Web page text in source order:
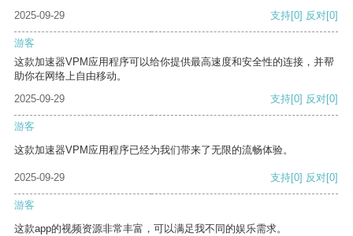
2025-09-29
支持[0] 反对[0]
游客
这款加速器VPM应用程序可以给你提供最高速度和安全性的连接，并帮
助你在网络上自由移动。
2025-09-29
支持[0] 反对[0]
游客
这款加速器VPM应用程序已经为我们带来了无限的流畅体验。
2025-09-29 支持[0] 反对[0]
游客
这款app的视频资源非常丰富，可以满足我不同的娱乐需求。